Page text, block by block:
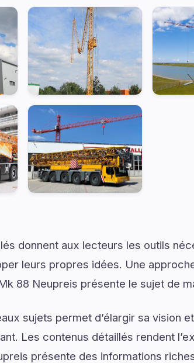
donnent aux lecteurs les outils
leurs propres idées. Une
88 Neupreis présente le sujet de
sujets permet d’élargir sa vision
Les contenus détaillés rendent
présente des informations